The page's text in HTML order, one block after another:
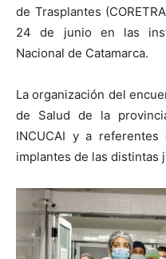
de Trasplantes
24 de junio en las
Nacional de Catamarca.
La organización del
de Salud de la
INCUCAI y a
implantes de las distintas